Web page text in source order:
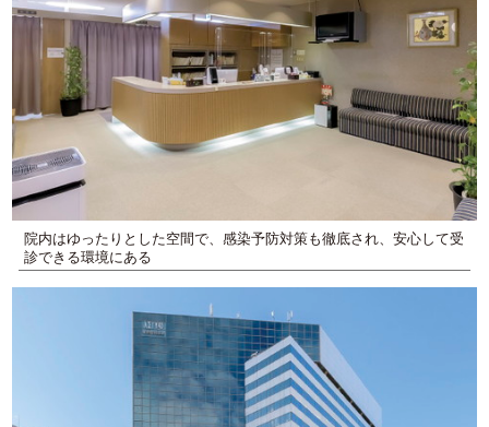
院内はゆったりとした空間で、感染予防対策も徹底され、安心して受
診できる環境にある